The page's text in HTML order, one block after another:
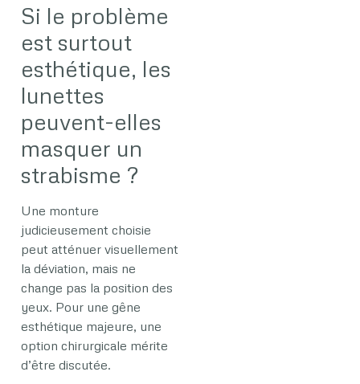
Si le problème
est surtout
esthétique, les
lunettes
peuvent-elles
masquer un
strabisme ?
Une monture
judicieusement choisie
peut atténuer visuellement
la déviation, mais ne
change pas la position des
yeux. Pour une gêne
esthétique majeure, une
option chirurgicale mérite
d’être discutée.